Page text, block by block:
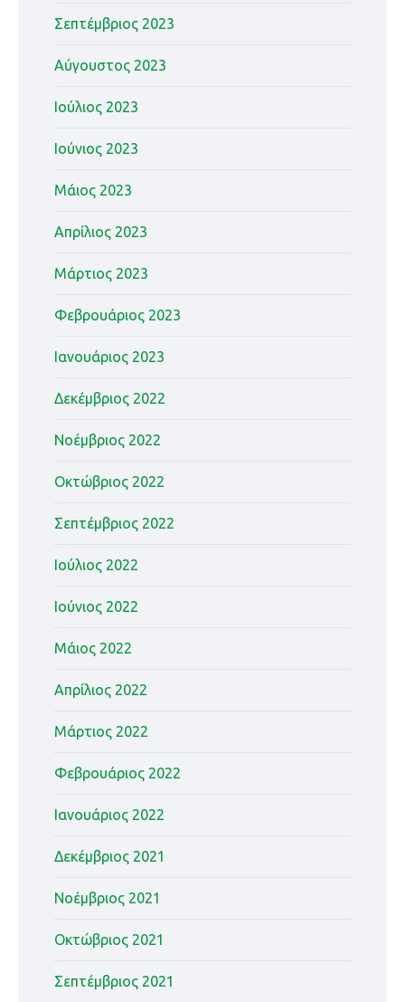
Σεπτέμβριος 2023
Αύγουστος 2023
Ιούλιος 2023
Ιούνιος 2023
Μάιος 2023
Απρίλιος 2023
Μάρτιος 2023
Φεβρουάριος 2023
Ιανουάριος 2023
Δεκέμβριος 2022
Νοέμβριος 2022
Οκτώβριος 2022
Σεπτέμβριος 2022
Ιούλιος 2022
Ιούνιος 2022
Μάιος 2022
Απρίλιος 2022
Μάρτιος 2022
Φεβρουάριος 2022
Ιανουάριος 2022
Δεκέμβριος 2021
Νοέμβριος 2021
Οκτώβριος 2021
Σεπτέμβριος 2021